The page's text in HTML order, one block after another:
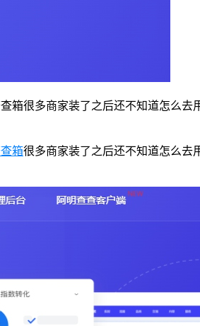
箱很多商家装了之后还不知道怎么去
箱很多商家装了之后还不知道怎么去